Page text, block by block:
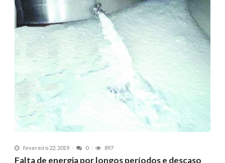
fevereiro 22, 2019 0 897
Falta de energia por longos períodos e descaso